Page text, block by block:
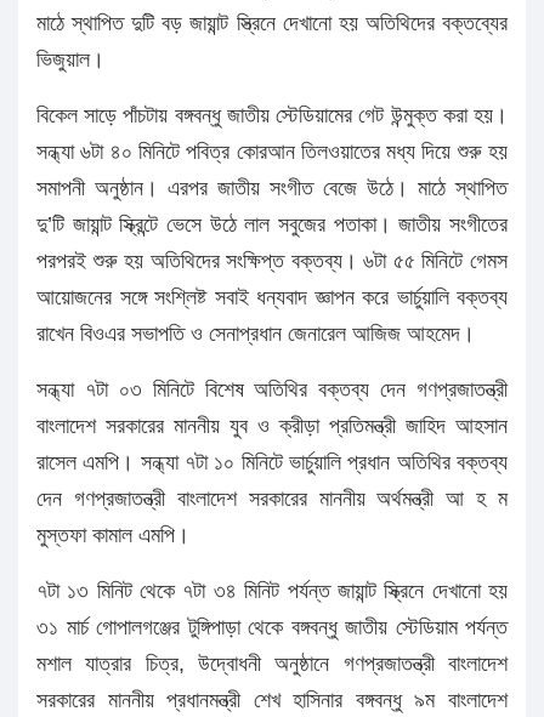
মাঠে স্থাপিত দুটি বড় জায়ান্ট স্ত্রিনে দেখানো হয় অতিথিদের বক্তব্যের
ভিজুয়াল।
বিকেল সাড়ে পাঁচটায় বঙ্গবন্ধু জাতীয় স্টেডিয়ামের গেট উন্মুক্ত করা হয়।
সন্ধ্যা ৬টা ৪০ মিনিটে পবিত্র কোরআন তিলওয়াতের মধ্য দিয়ে শুরু হয়
সমাপনী অনুষ্ঠান। এরপর জাতীয় সংগীত বেজে উঠে। মাঠে স্থাপিত
দু’টি জায়ান্ট স্ক্রিন্টে ভেসে উঠে লাল সবুজের পতাকা। জাতীয় সংগীতের
পরপরই শুরু হয় অতিথিদের সংক্ষিপ্ত বক্তব্য। ৬টা ৫৫ মিনিটে গেমস
আয়োজনের সঙ্গে সংশ্লিষ্ট সবাই ধন্যবাদ জ্ঞাপন করে ভার্চুয়ালি বক্তব্য
রাখেন বিওএর সভাপতি ও সেনাপ্রধান জেনারেল আজিজ আহমেদ।
সন্ধ্যা ৭টা ০৩ মিনিটে বিশেষ অতিথির বক্তব্য দেন গণপ্রজাতন্ত্রী
বাংলাদেশ সরকারের মাননীয় যুব ও ক্রীড়া প্রতিমন্ত্রী জাহিদ আহসান
রাসেল এমপি। সন্ধ্যা ৭টা ১০ মিনিটে ভার্চুয়ালি প্রধান অতিথির বক্তব্য
দেন গণপ্রজাতন্ত্রী বাংলাদেশ সরকারের মাননীয় অর্থমন্ত্রী আ হ ম
মুস্তফা কামাল এমপি।
৭টা ১৩ মিনিট থেকে ৭টা ৩৪ মিনিট পর্যন্ত জায়ান্ট স্ক্রিনে দেখানো হয়
৩১ মার্চ গোপালগঞ্জের টুঙ্গিপাড়া থেকে বঙ্গবন্ধু জাতীয় স্টেডিয়াম পর্যন্ত
মশাল যাত্রার চিত্র, উদ্বোধনী অনুষ্ঠানে গণপ্রজাতন্ত্রী বাংলাদেশ
সরকারের মাননীয় প্রধানমন্ত্রী শেখ হাসিনার বঙ্গবন্ধু ৯ম বাংলাদেশ